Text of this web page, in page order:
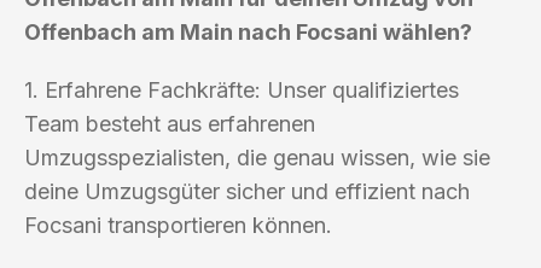
Offenbach am Main nach Focsani wählen?
1. Erfahrene Fachkräfte: Unser qualifiziertes
Team besteht aus erfahrenen
Umzugsspezialisten, die genau wissen, wie sie
deine Umzugsgüter sicher und effizient nach
Focsani transportieren können.